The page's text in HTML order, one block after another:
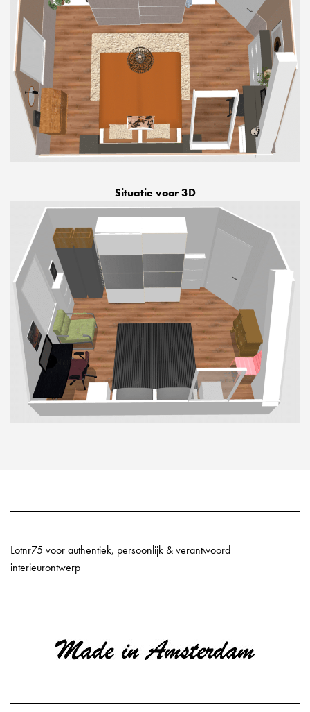
Situatie voor 3D
Lotnr75 voor authentiek, persoonlijk & verantwoord
interieurontwerp